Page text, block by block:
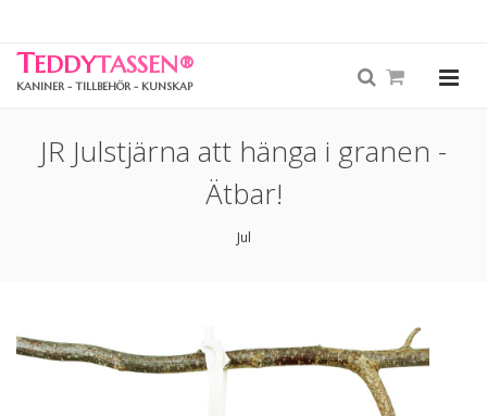
TEDDYTASSEN®
KANINER - TILLBEHÖR - KUNSKAP
JR Julstjärna att hänga i granen -
Ätbar!
Jul